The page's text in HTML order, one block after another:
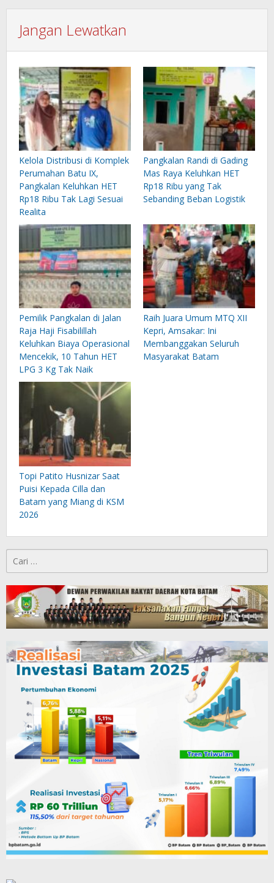
Jangan Lewatkan
Kelola Distribusi di Komplek
Perumahan Batu IX,
Pangkalan Keluhkan HET
Rp18 Ribu Tak Lagi Sesuai
Realita
Pangkalan Randi di Gading
Mas Raya Keluhkan HET
Rp18 Ribu yang Tak
Sebanding Beban Logistik
Pemilik Pangkalan di Jalan
Raja Haji Fisabilillah
Keluhkan Biaya Operasional
Mencekik, 10 Tahun HET
LPG 3 Kg Tak Naik
Raih Juara Umum MTQ XII
Kepri, Amsakar: Ini
Membanggakan Seluruh
Masyarakat Batam
Topi Patito Husnizar Saat
Puisi Kepada Cilla dan
Batam yang Miang di KSM
2026
untuk: